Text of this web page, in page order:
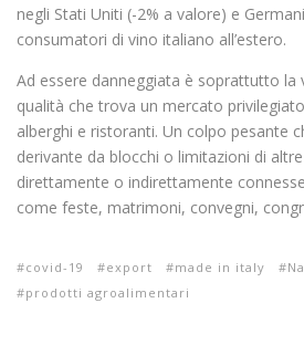
negli Stati Uniti (-2% a valore) e
consumatori di vino italiano all’estero.
Ad essere danneggiata è soprattutto la
qualità che trova un mercato
alberghi e ristoranti. Un colpo pesante
derivante da blocchi o limitazioni di
direttamente o indirettamente
come feste, matrimoni, convegni,
covid-19 export made in italy
prodotti agroalimentari